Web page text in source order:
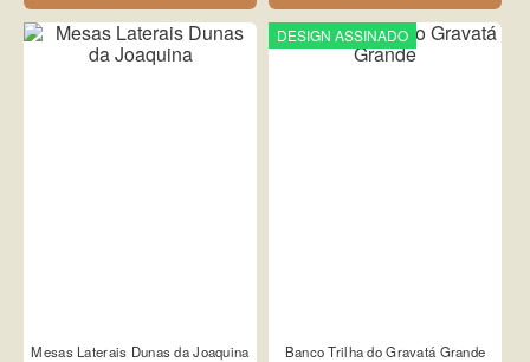
Mesas Laterais Dunas da Joaquina
DESIGN ASSINADO
Banco Trilha do Gravatá Grande